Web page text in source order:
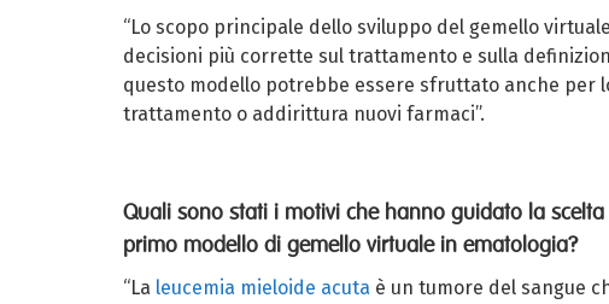
“Lo scopo principale dello sviluppo del gemello
decisioni più corrette sul trattamento e sulla
questo modello potrebbe essere sfruttato anche per
trattamento o addirittura nuovi farmaci”.
Quali sono stati i motivi che hanno guidato la
primo modello di gemello virtuale in ematologia?
“La leucemia mieloide acuta è un tumore del sangue